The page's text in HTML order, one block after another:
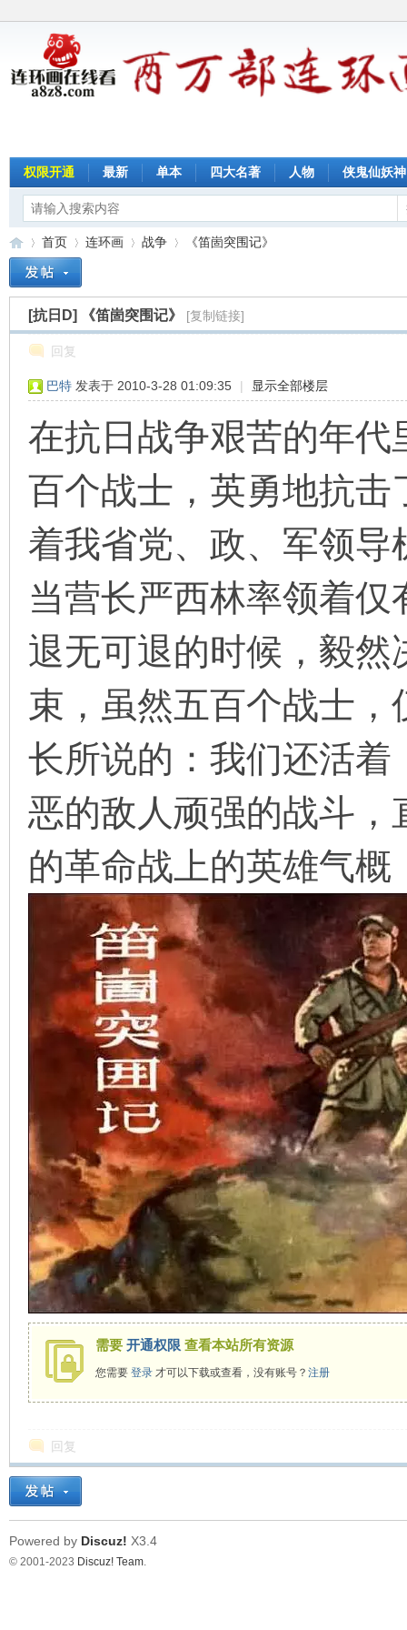
权限开通 最新 单本 四大名著 人物 侠鬼仙妖神
»
首页
›
连环画
›
战争
›
《笛崮突围记》
[抗日D] 《笛崮突围记》 [复制链接]
回复
巴特 发表于 2010-3-28 01:09:35 | 显示全部楼层
在抗日战争艰苦的年
百个战士，英勇地抗
着我省党、政、军领导
当营长严西林率领着
退无可退的时候，毅
束，虽然五百个战士
长所说的：我们还活
恶的敌人顽强的战斗
的革命战上的英雄气概
需要 开通权限 查看本站所有资源
您需要 登录才可以下载或查看，没有账号？ 注册
回复
Powered by Discuz! X3.4
© 2001-2023 Discuz! Team.